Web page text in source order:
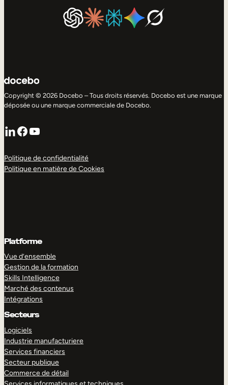
Copyright © 2026 Docebo – Tous droits réservés. Docebo est une marque
déposée ou une marque commerciale de Docebo.
LinkedIn
Facebook
YouTube
Politique de confidentialité
Politique en matière de Cookies
Platforme
Vue d’ensemble
Gestion de la formation
Skills Intelligence
Marché des contenus
Intégrations
Secteurs
Logiciels
Industrie manufacturiere
Services financiers
Secteur publique
Commerce de détail